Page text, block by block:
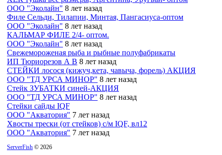
ООО "Эколайн" 8 лет назад
Филе Сельди, Тилапии, Минтая, Пангасиуса-оптом
ООО "Эколайн" 8 лет назад
КАЛЬМАР ФИЛЕ 2/4- оптом.
ООО "Эколайн" 8 лет назад
Свежемороженая рыба и рыбные полуфабрикаты
ИП Тюриорезов А В 8 лет назад
СТЕЙКИ лосося (кижуч,кета, чавыча, форель) АКЦИЯ
ООО "ТД УРСА МИНОР" 8 лет назад
Стейк ЗУБАТКИ синей-АКЦИЯ
ООО "ТД УРСА МИНОР" 8 лет назад
Стейки сайды IQF
ООО "Акватория" 7 лет назад
Хвосты трески (от стейков) с/м IQF, вл12
ООО "Акватория" 7 лет назад
ServerFish © 2026